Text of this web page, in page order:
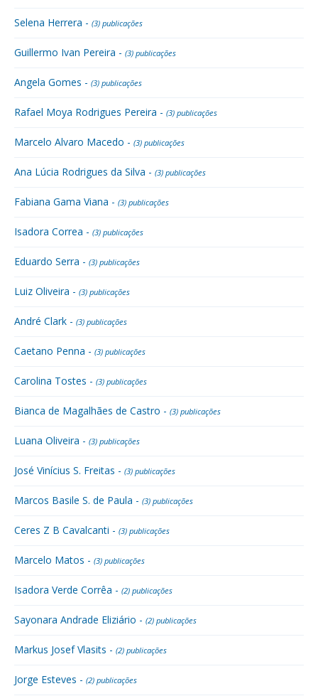
Selena Herrera - (3) publicações
Guillermo Ivan Pereira - (3) publicações
Angela Gomes - (3) publicações
Rafael Moya Rodrigues Pereira - (3) publicações
Marcelo Alvaro Macedo - (3) publicações
Ana Lúcia Rodrigues da Silva - (3) publicações
Fabiana Gama Viana - (3) publicações
Isadora Correa - (3) publicações
Eduardo Serra - (3) publicações
Luiz Oliveira - (3) publicações
André Clark - (3) publicações
Caetano Penna - (3) publicações
Carolina Tostes - (3) publicações
Bianca de Magalhães de Castro - (3) publicações
Luana Oliveira - (3) publicações
José Vinícius S. Freitas - (3) publicações
Marcos Basile S. de Paula - (3) publicações
Ceres Z B Cavalcanti - (3) publicações
Marcelo Matos - (3) publicações
Isadora Verde Corrêa - (2) publicações
Sayonara Andrade Eliziário - (2) publicações
Markus Josef Vlasits - (2) publicações
Jorge Esteves - (2) publicações